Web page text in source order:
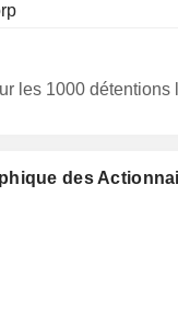
les 1000 détentions
des